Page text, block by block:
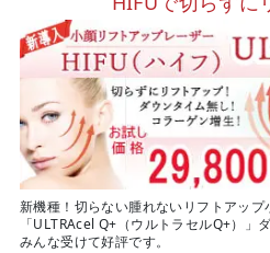
新機種！切らない腫れないリフトアップ
「ULTRAcel Q+（ウルトラセルQ+）」
みんな受けて好評です。